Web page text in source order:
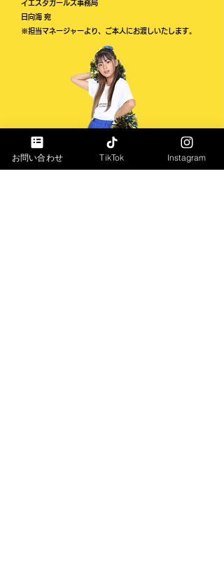
​イエスタガールズ事務局
​日向海 宛
​※担当マネージャーより、ご本人にお渡しいたします。
お問い合わせ TikTok Instagram